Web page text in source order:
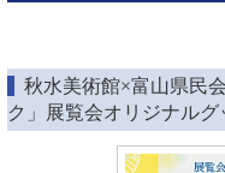
秋水美術館×富山県民
ク」展覧会オリジナルグ